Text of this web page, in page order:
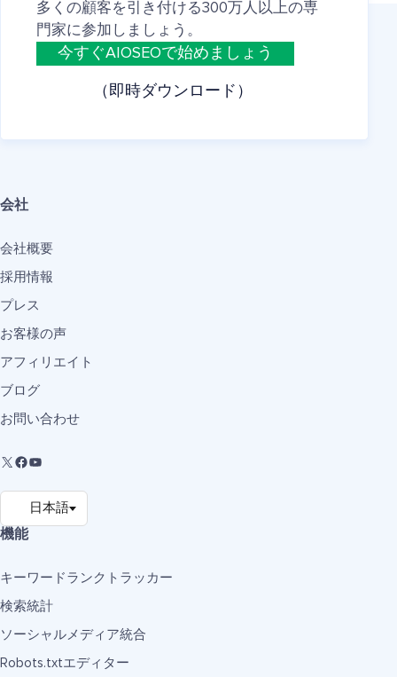
多くの顧客を引き付ける300万人以上の専
門家に参加しましょう。
今すぐAIOSEOで始めましょう
（即時ダウンロード）
会社
会社概要
採用情報
プレス
お客様の声
アフィリエイト
ブログ
お問い合わせ
機能
キーワードランクトラッカー
検索統計
ソーシャルメディア統合
Robots.txtエディター